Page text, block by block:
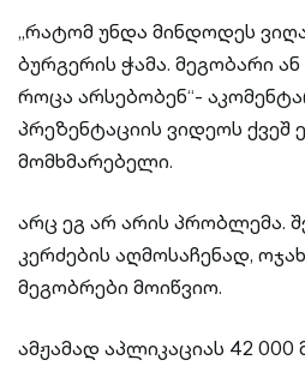
„რატომ უნდა მინდოდეს
ბურგერის ჭამა. მეგობარი
როცა არსებობენ“-
პრეზენტაციის ვიდეოს
მომხმარებელი.
არც ეგ არ არის პრობლემა.
კერძების აღმოსაჩენად,
მეგობრები მოიწვიო.
ამჟამად აპლიკაციას 42